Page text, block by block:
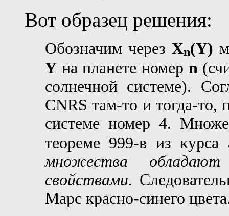
Вот образец решения:
Обозначим через Xn(Y)
Y на планете номер n
солнечной системе).
CNRS там-то и тогда-то,
системе номер 4.
теореме 999-в из курса
множества
свойствами.
Марс красно-синего